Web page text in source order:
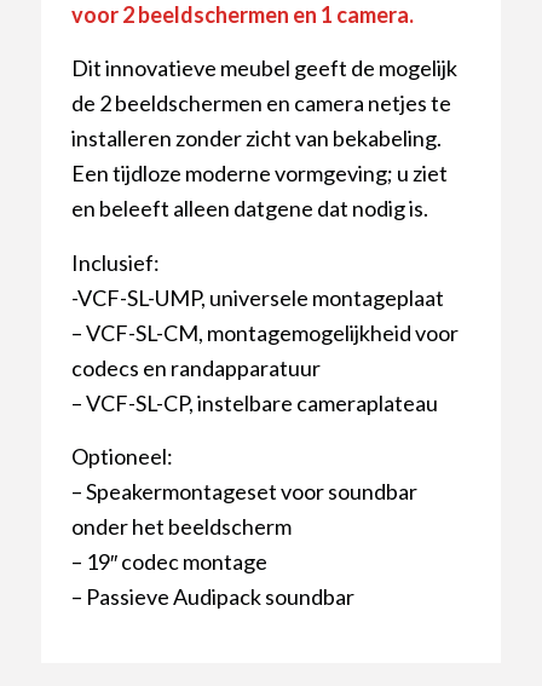
voor 2 beeldschermen en 1 camera.
Dit innovatieve meubel geeft de mogelijk
de 2 beeldschermen en camera netjes te
installeren zonder zicht van bekabeling.
Een tijdloze moderne vormgeving; u ziet
en beleeft alleen datgene dat nodig is.
Inclusief:
-VCF-SL-UMP, universele montageplaat
– VCF-SL-CM, montagemogelijkheid voor
codecs en randapparatuur
– VCF-SL-CP, instelbare cameraplateau
Optioneel:
– Speakermontageset voor soundbar
onder het beeldscherm
– 19″ codec montage
– Passieve Audipack soundbar